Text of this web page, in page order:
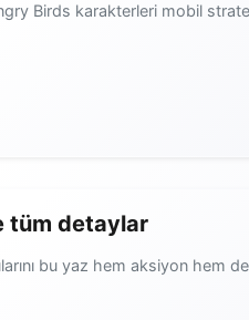
Birds karakterleri mobil
tüm detaylar
bu yaz hem aksiyon hem